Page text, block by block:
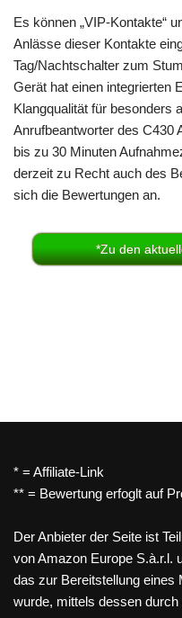
Es können „VIP-Kontakte“
Anlässe dieser Kontakte
Tag/Nachtschalter zum
Gerät hat einen integrierten
Klangqualität für besonders
Anrufbeantworter des C430
bis zu 30 Minuten
derzeit zu Recht auch des
sich die Bewertungen an.
*Zu den
* = Affiliate-Link
** = Bewertung erfoglt auf
Der Anbieter der Seite ist
von Amazon Europe S.à.r.l.
das zur Bereitstellung eines
wurde, mittels dessen